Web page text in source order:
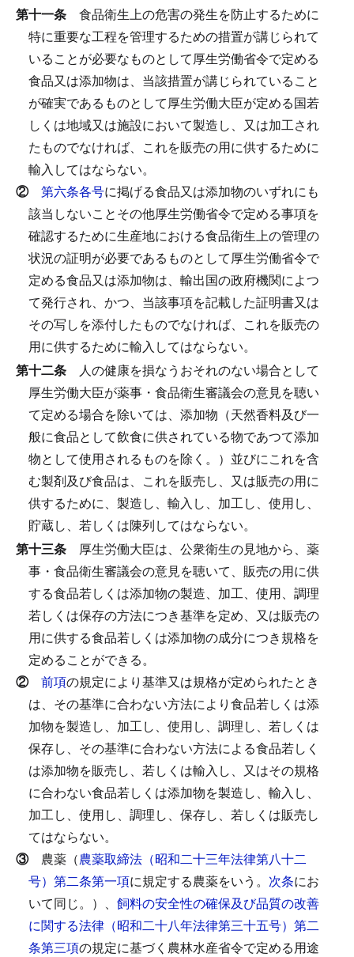
第十一条 食品衛生上の危害の発生を防止するために
特に重要な工程を管理するための措置が講じられて
いることが必要なものとして厚生労働省令で定める
食品又は添加物は、当該措置が講じられていること
が確実であるものとして厚生労働大臣が定める国若
しくは地域又は施設において製造し、又は加工され
たものでなければ、これを販売の用に供するために
輸入してはならない。
② 第六条各号に掲げる食品又は添加物のいずれにも
該当しないことその他厚生労働省令で定める事項を
確認するために生産地における食品衛生上の管理の
状況の証明が必要であるものとして厚生労働省令で
定める食品又は添加物は、輸出国の政府機関によつ
て発行され、かつ、当該事項を記載した証明書又は
その写しを添付したものでなければ、これを販売の
用に供するために輸入してはならない。
第十二条 人の健康を損なうおそれのない場合として
厚生労働大臣が薬事・食品衛生審議会の意見を聴い
て定める場合を除いては、添加物（天然香料及び一
般に食品として飲食に供されている物であつて添加
物として使用されるものを除く。）並びにこれを含
む製剤及び食品は、これを販売し、又は販売の用に
供するために、製造し、輸入し、加工し、使用し、
貯蔵し、若しくは陳列してはならない。
第十三条 厚生労働大臣は、公衆衛生の見地から、薬
事・食品衛生審議会の意見を聴いて、販売の用に供
する食品若しくは添加物の製造、加工、使用、調理
若しくは保存の方法につき基準を定め、又は販売の
用に供する食品若しくは添加物の成分につき規格を
定めることができる。
② 前項の規定により基準又は規格が定められたとき
は、その基準に合わない方法により食品若しくは添
加物を製造し、加工し、使用し、調理し、若しくは
保存し、その基準に合わない方法による食品若しく
は添加物を販売し、若しくは輸入し、又はその規格
に合わない食品若しくは添加物を製造し、輸入し、
加工し、使用し、調理し、保存し、若しくは販売し
てはならない。
③ 農薬（農薬取締法（昭和二十三年法律第八十二
号）第二条第一項に規定する農薬をいう。 次条にお
いて同じ。）、 飼料の安全性の確保及び品質の改善
に関する法律（昭和二十八年法律第三十五号）第二
条第三項の規定に基づく農林水産省令で定める用途